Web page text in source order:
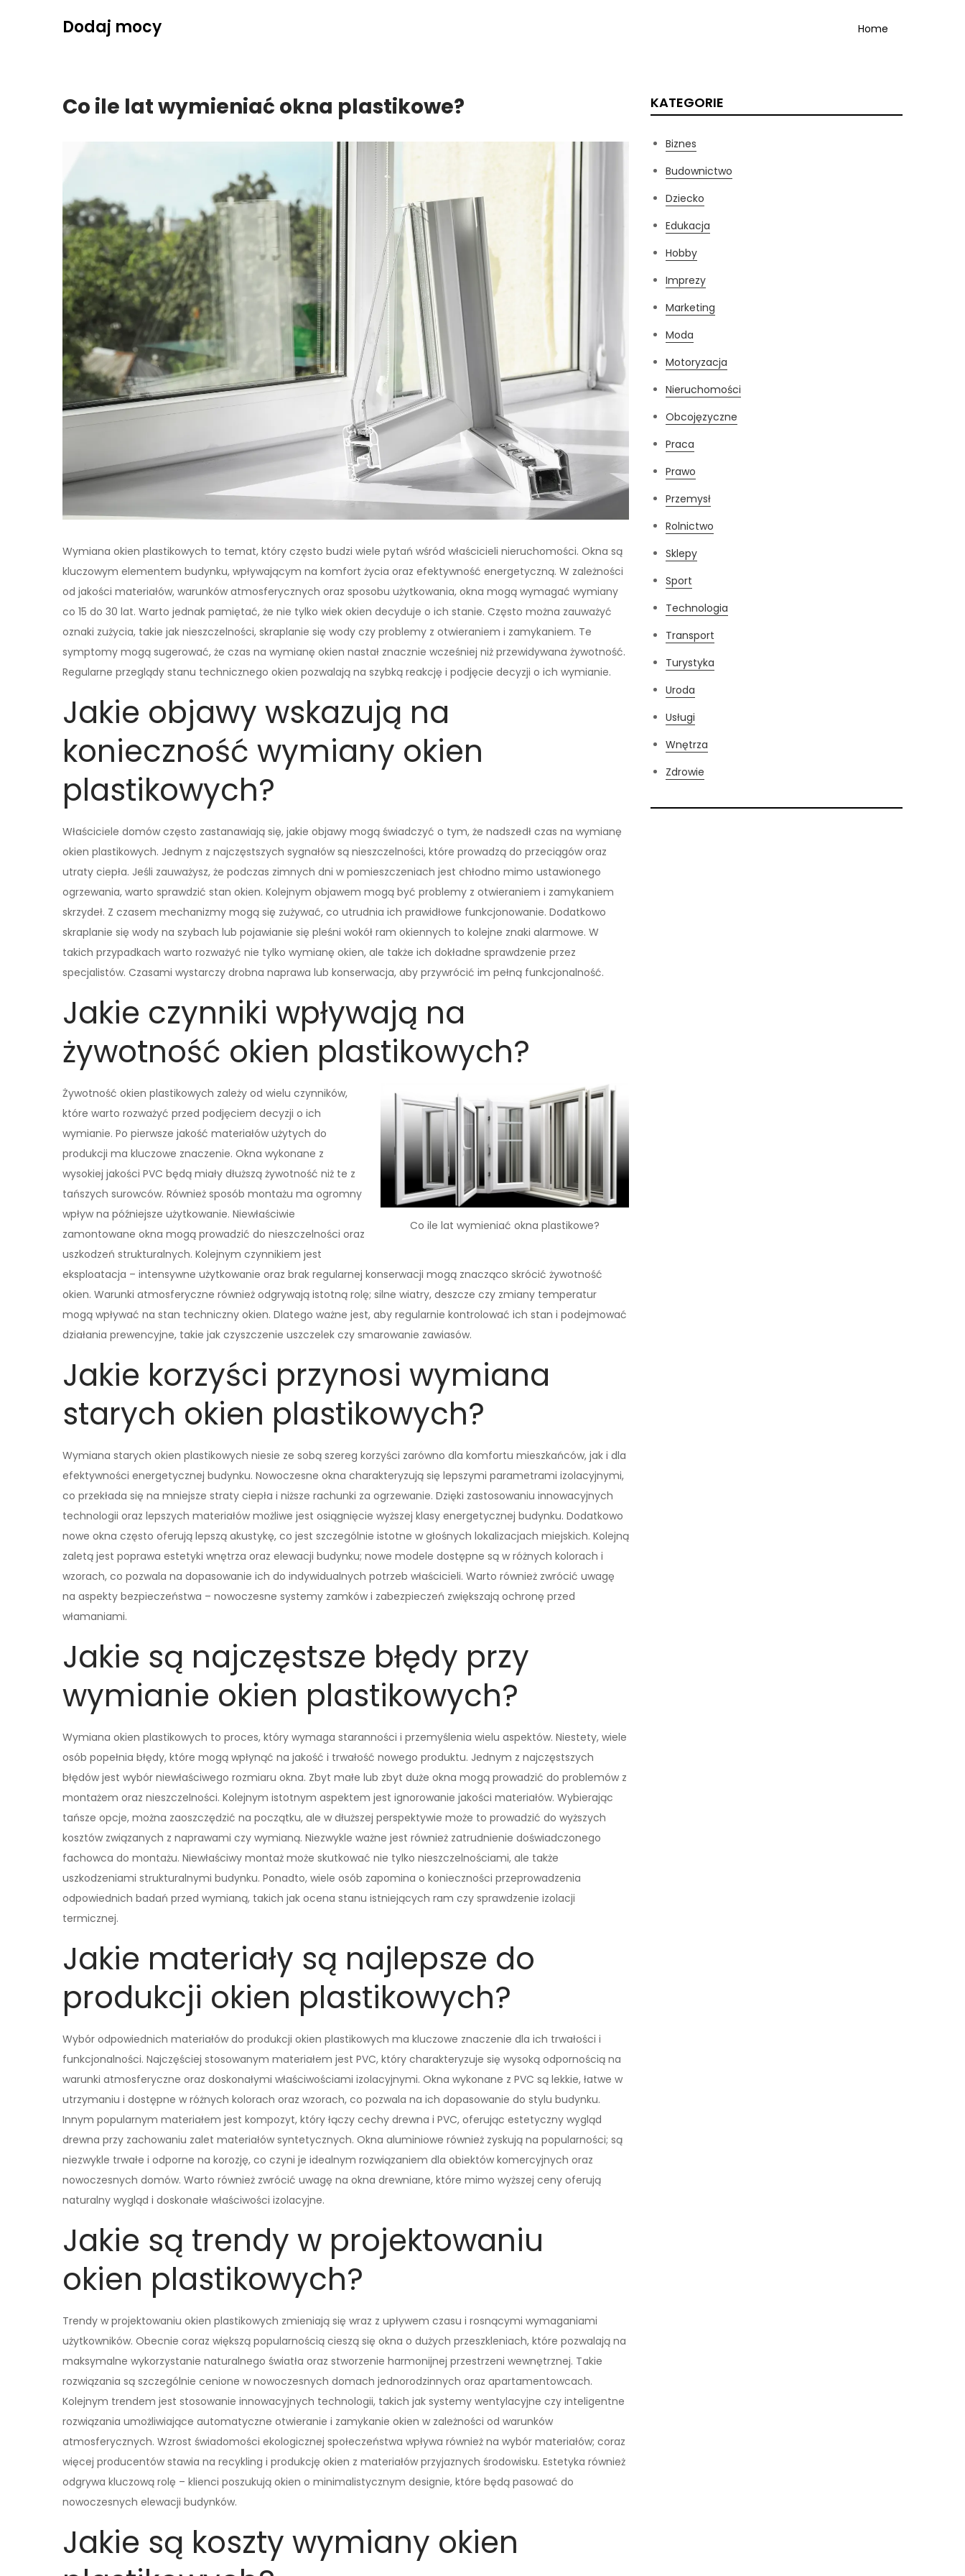
Dodaj mocy Home
Co ile lat wymieniać okna plastikowe?
Wymiana okien plastikowych to temat, który często budzi wiele pytań wśród właścicieli nieruchomości. Okna są
kluczowym elementem budynku, wpływającym na komfort życia oraz efektywność energetyczną. W zależności
od jakości materiałów, warunków atmosferycznych oraz sposobu użytkowania, okna mogą wymagać wymiany
co 15 do 30 lat. Warto jednak pamiętać, że nie tylko wiek okien decyduje o ich stanie. Często można zauważyć
oznaki zużycia, takie jak nieszczelności, skraplanie się wody czy problemy z otwieraniem i zamykaniem. Te
symptomy mogą sugerować, że czas na wymianę okien nastał znacznie wcześniej niż przewidywana żywotność.
Regularne przeglądy stanu technicznego okien pozwalają na szybką reakcję i podjęcie decyzji o ich wymianie.
Jakie objawy wskazują na
konieczność wymiany okien
plastikowych?
Właściciele domów często zastanawiają się, jakie objawy mogą świadczyć o tym, że nadszedł czas na wymianę
okien plastikowych. Jednym z najczęstszych sygnałów są nieszczelności, które prowadzą do przeciągów oraz
utraty ciepła. Jeśli zauważysz, że podczas zimnych dni w pomieszczeniach jest chłodno mimo ustawionego
ogrzewania, warto sprawdzić stan okien. Kolejnym objawem mogą być problemy z otwieraniem i zamykaniem
skrzydeł. Z czasem mechanizmy mogą się zużywać, co utrudnia ich prawidłowe funkcjonowanie. Dodatkowo
skraplanie się wody na szybach lub pojawianie się pleśni wokół ram okiennych to kolejne znaki alarmowe. W
takich przypadkach warto rozważyć nie tylko wymianę okien, ale także ich dokładne sprawdzenie przez
specjalistów. Czasami wystarczy drobna naprawa lub konserwacja, aby przywrócić im pełną funkcjonalność.
Jakie czynniki wpływają na
żywotność okien plastikowych?
Co ile lat wymieniać okna plastikowe?
Żywotność okien plastikowych zależy od wielu czynników,
które warto rozważyć przed podjęciem decyzji o ich
wymianie. Po pierwsze jakość materiałów użytych do
produkcji ma kluczowe znaczenie. Okna wykonane z
wysokiej jakości PVC będą miały dłuższą żywotność niż te z
tańszych surowców. Również sposób montażu ma ogromny
wpływ na późniejsze użytkowanie. Niewłaściwie
zamontowane okna mogą prowadzić do nieszczelności oraz
uszkodzeń strukturalnych. Kolejnym czynnikiem jest
eksploatacja – intensywne użytkowanie oraz brak regularnej konserwacji mogą znacząco skrócić żywotność
okien. Warunki atmosferyczne również odgrywają istotną rolę; silne wiatry, deszcze czy zmiany temperatur
mogą wpływać na stan techniczny okien. Dlatego ważne jest, aby regularnie kontrolować ich stan i podejmować
działania prewencyjne, takie jak czyszczenie uszczelek czy smarowanie zawiasów.
Jakie korzyści przynosi wymiana
starych okien plastikowych?
Wymiana starych okien plastikowych niesie ze sobą szereg korzyści zarówno dla komfortu mieszkańców, jak i dla
efektywności energetycznej budynku. Nowoczesne okna charakteryzują się lepszymi parametrami izolacyjnymi,
co przekłada się na mniejsze straty ciepła i niższe rachunki za ogrzewanie. Dzięki zastosowaniu innowacyjnych
technologii oraz lepszych materiałów możliwe jest osiągnięcie wyższej klasy energetycznej budynku. Dodatkowo
nowe okna często oferują lepszą akustykę, co jest szczególnie istotne w głośnych lokalizacjach miejskich. Kolejną
zaletą jest poprawa estetyki wnętrza oraz elewacji budynku; nowe modele dostępne są w różnych kolorach i
wzorach, co pozwala na dopasowanie ich do indywidualnych potrzeb właścicieli. Warto również zwrócić uwagę
na aspekty bezpieczeństwa – nowoczesne systemy zamków i zabezpieczeń zwiększają ochronę przed
włamaniami.
Jakie są najczęstsze błędy przy
wymianie okien plastikowych?
Wymiana okien plastikowych to proces, który wymaga staranności i przemyślenia wielu aspektów. Niestety, wiele
osób popełnia błędy, które mogą wpłynąć na jakość i trwałość nowego produktu. Jednym z najczęstszych
błędów jest wybór niewłaściwego rozmiaru okna. Zbyt małe lub zbyt duże okna mogą prowadzić do problemów z
montażem oraz nieszczelności. Kolejnym istotnym aspektem jest ignorowanie jakości materiałów. Wybierając
tańsze opcje, można zaoszczędzić na początku, ale w dłuższej perspektywie może to prowadzić do wyższych
kosztów związanych z naprawami czy wymianą. Niezwykle ważne jest również zatrudnienie doświadczonego
fachowca do montażu. Niewłaściwy montaż może skutkować nie tylko nieszczelnościami, ale także
uszkodzeniami strukturalnymi budynku. Ponadto, wiele osób zapomina o konieczności przeprowadzenia
odpowiednich badań przed wymianą, takich jak ocena stanu istniejących ram czy sprawdzenie izolacji
termicznej.
Jakie materiały są najlepsze do
produkcji okien plastikowych?
Wybór odpowiednich materiałów do produkcji okien plastikowych ma kluczowe znaczenie dla ich trwałości i
funkcjonalności. Najczęściej stosowanym materiałem jest PVC, który charakteryzuje się wysoką odpornością na
warunki atmosferyczne oraz doskonałymi właściwościami izolacyjnymi. Okna wykonane z PVC są lekkie, łatwe w
utrzymaniu i dostępne w różnych kolorach oraz wzorach, co pozwala na ich dopasowanie do stylu budynku.
Innym popularnym materiałem jest kompozyt, który łączy cechy drewna i PVC, oferując estetyczny wygląd
drewna przy zachowaniu zalet materiałów syntetycznych. Okna aluminiowe również zyskują na popularności; są
niezwykle trwałe i odporne na korozję, co czyni je idealnym rozwiązaniem dla obiektów komercyjnych oraz
nowoczesnych domów. Warto również zwrócić uwagę na okna drewniane, które mimo wyższej ceny oferują
naturalny wygląd i doskonałe właściwości izolacyjne.
Jakie są trendy w projektowaniu
okien plastikowych?
Trendy w projektowaniu okien plastikowych zmieniają się wraz z upływem czasu i rosnącymi wymaganiami
użytkowników. Obecnie coraz większą popularnością cieszą się okna o dużych przeszkleniach, które pozwalają na
maksymalne wykorzystanie naturalnego światła oraz stworzenie harmonijnej przestrzeni wewnętrznej. Takie
rozwiązania są szczególnie cenione w nowoczesnych domach jednorodzinnych oraz apartamentowcach.
Kolejnym trendem jest stosowanie innowacyjnych technologii, takich jak systemy wentylacyjne czy inteligentne
rozwiązania umożliwiające automatyczne otwieranie i zamykanie okien w zależności od warunków
atmosferycznych. Wzrost świadomości ekologicznej społeczeństwa wpływa również na wybór materiałów; coraz
więcej producentów stawia na recykling i produkcję okien z materiałów przyjaznych środowisku. Estetyka również
odgrywa kluczową rolę – klienci poszukują okien o minimalistycznym designie, które będą pasować do
nowoczesnych elewacji budynków.
Jakie są koszty wymiany okien
KATEGORIE
Biznes
Budownictwo
Dziecko
Edukacja
Hobby
Imprezy
Marketing
Moda
Motoryzacja
Nieruchomości
Obcojęzyczne
Praca
Prawo
Przemysł
Rolnictwo
Sklepy
Sport
Technologia
Transport
Turystyka
Uroda
Usługi
Wnętrza
Zdrowie